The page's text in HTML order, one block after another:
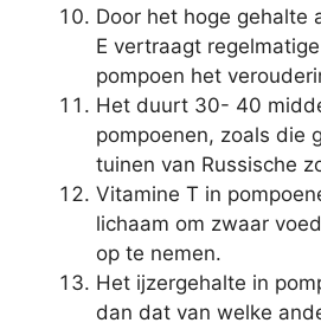
Door het hoge gehalte
E vertraagt
pompoen het
Het duurt 30- 40
pompoenen, zoals die
tuinen van Russische
Vitamine T in
lichaam om zwaar
op te nemen.
Het ijzergehalte in
dan dat van welke